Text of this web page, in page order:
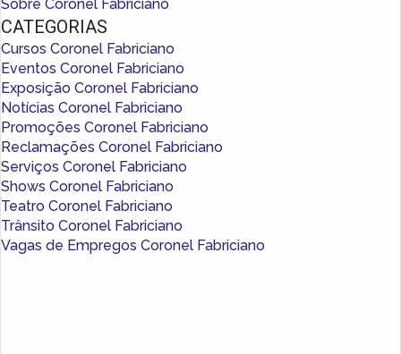
Sobre Coronel Fabriciano
CATEGORIAS
Cursos Coronel Fabriciano
Eventos Coronel Fabriciano
Exposição Coronel Fabriciano
Notícias Coronel Fabriciano
Promoções Coronel Fabriciano
Reclamações Coronel Fabriciano
Serviços Coronel Fabriciano
Shows Coronel Fabriciano
Teatro Coronel Fabriciano
Trânsito Coronel Fabriciano
Vagas de Empregos Coronel Fabriciano